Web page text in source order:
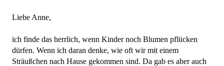
Liebe Anne,
ich finde das herrlich, wenn Kinder noch Blumen pflücken
dürfen. Wenn ich daran denke, wie oft wir mit einem
Sträußchen nach Hause gekommen sind. Da gab es aber auch